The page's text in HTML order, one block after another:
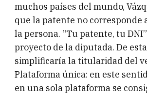
muchos países del mundo,
que la patente no corresponde
la persona. “Tu patente, tu
proyecto de la diputada. De
simplificaría la titularidad del
Plataforma única: en este
en una sola plataforma se